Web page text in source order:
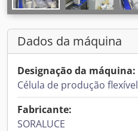
Dados da máquina
Designação da máquina:
Célula de produção flexível
Fabricante:
SORALUCE